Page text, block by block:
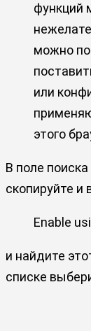
функций
можно
или
этого
В поле
скопируйте и
Enable
и найдите
списке